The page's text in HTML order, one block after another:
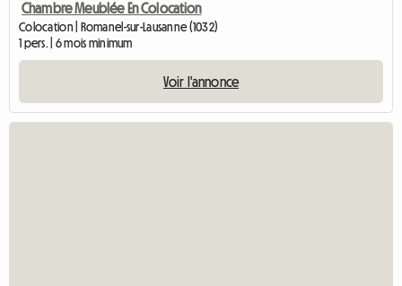
Chambre Meublée En Colocation
Colocation | Romanel-sur-Lausanne (1032)
1 pers. | 6 mois minimum
Voir l'annonce